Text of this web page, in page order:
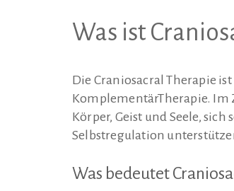
Was ist
Die Craniosacral Therapie
KomplementärTherapie. Im
Körper, Geist und Seele,
Selbstregulation
Was bedeutet